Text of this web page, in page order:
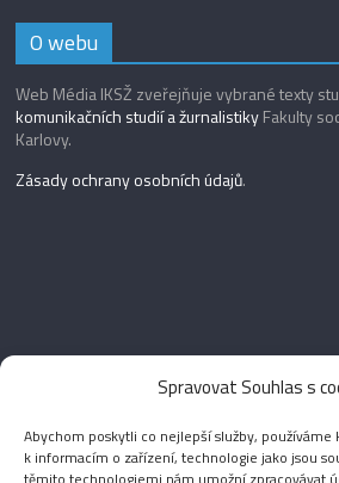
Spravovat Souhlas s
Abychom poskytli co nejlepší služby,
k informacím o zařízení, technologie jako jsou
O webu
Web Média IKSŽ zveřejňuje vybrané texty
komunikačních studií a žurnalistikyFakulty
Karlovy.
Zásady ochrany osobních údajů.